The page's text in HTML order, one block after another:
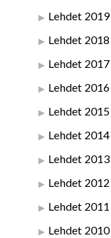
Lehdet 2019
Lehdet 2018
Lehdet 2017
Lehdet 2016
Lehdet 2015
Lehdet 2014
Lehdet 2013
Lehdet 2012
Lehdet 2011
Lehdet 2010